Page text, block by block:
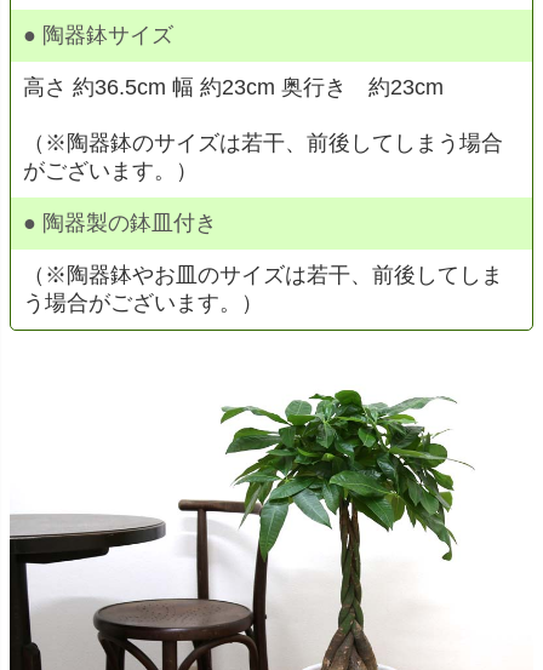
● 陶器鉢サイズ
高さ 約36.5cm 幅 約23cm 奥行き 約23cm
（※陶器鉢のサイズは若干、前後してしまう場合
がございます。）
● 陶器製の鉢皿付き
（※陶器鉢やお皿のサイズは若干、前後してしま
う場合がございます。）